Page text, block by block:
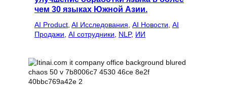
чем 30 языках Южной Азии.
AI Product AI Исследования AI Новости AI
Продажи AI сотрудники NLP, ИИ